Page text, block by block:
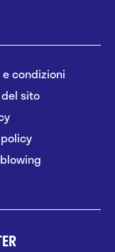
e condizioni
sito